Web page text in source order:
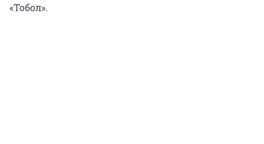
«Тобол».